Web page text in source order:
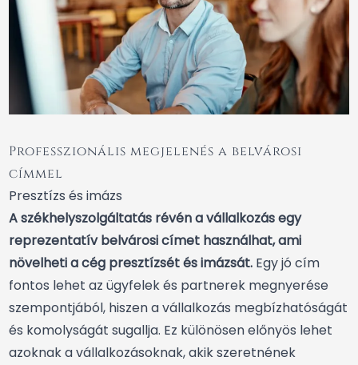
Professzionális megjelenés a belvárosi
címmel
Presztízs és imázs
A székhelyszolgáltatás révén a vállalkozás egy
reprezentatív belvárosi címet használhat, ami
növelheti a cég presztízsét és imázsát. Egy jó cím
fontos lehet az ügyfelek és partnerek megnyerése
szempontjából, hiszen a vállalkozás megbízhatóságát
és komolyságát sugallja. Ez különösen előnyös lehet
azoknak a vállalkozásoknak, akik szeretnének